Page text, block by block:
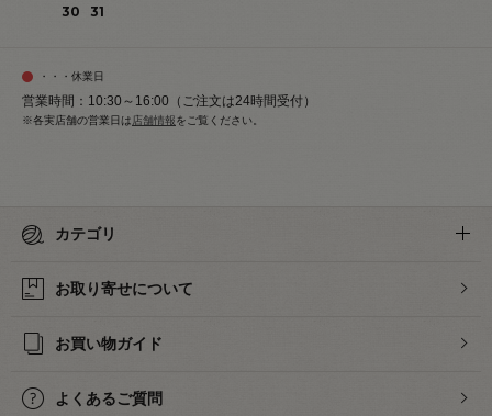
30
31
・・・休業日
営業時間：10:30～16:00（ご注文は24時間受付）
※各実店舗の営業日は 店舗情報をご覧ください。
カテゴリ
お取り寄せについて
お買い物ガイド
よくあるご質問